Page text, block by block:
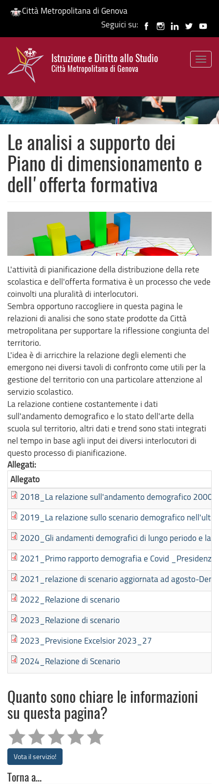
Salta
contenuto
principale
Città Metropolitana di Genova
Seguici su:
Istruzione e Diritto allo Studio
Città Metropolitana di Genova
HP banner
Le analisi a supporto dei
Piano di dimensionamento e
dell'offerta formativa
L'attività di pianificazione della distribuzione della rete
scolastica e dell'offerta formativa è un processo che vede
coinvolti una pluralità di interlocutori.
Sembra opportuno raccogliere in questa pagina le
relazioni di analisi che sono state prodotte da Città
metropolitana per supportare la riflessione congiunta del
territorio.
L'idea è di arricchire la relazione degli elementi che
emergono nei diversi tavoli di confronto come utili per la
gestione del territorio con una particolare attenzione al
servizio scolastico.
La relazione contiene costantemente i dati
sull'andamento demografico e lo stato dell'arte della
scuola sul territorio, altri dati e trend sono stati integrati
nel tempo in base agli input dei diversi interlocutori di
questo processo di pianificazione.
Allegati:
Allegato
2018_La relazione sull'andamento demografico
2019_La relazione sullo scenario demografico
2020_Gli andamenti demografici di lungo periodo e la
2021_Primo rapporto demografia e Covid
2021_relazione di scenario aggiornata ad agosto-
2022_Relazione di scenario
2023_Relazione di scenario
2023_Previsione Excelsior 2023_27
2024_Relazione di Scenario
Quanto sono chiare le informazioni
su questa pagina?
Vota il servizio!
Torna a...